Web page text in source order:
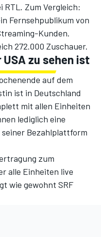
RTL. Zum Vergleich:
Fernsehpublikum von
Kunden.
272.000 Zuschauer.
zu sehen ist
auf dem
ist in Deutschland
mit allen Einheiten
lediglich eine
Bezahlplattform
zum
alle Einheiten live
wie gewohnt SRF